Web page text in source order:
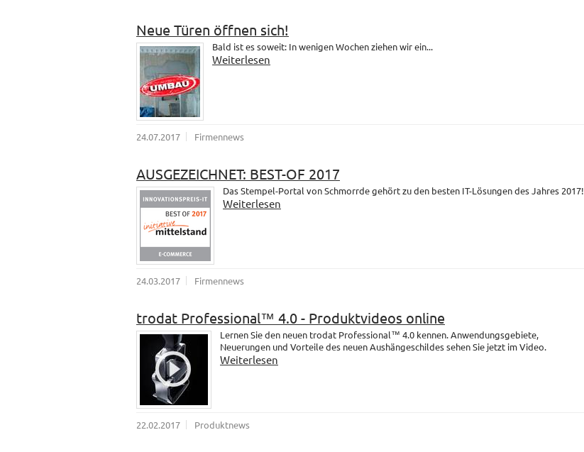
Neue Türen öffnen sich!
Bald ist es soweit: In wenigen Wochen ziehen wir ein...
Weiterlesen
24.07.2017 Firmennews
AUSGEZEICHNET: BEST-OF 2017
Das Stempel-Portal von Schmorrde gehört zu den besten IT-Lösungen des Jahres 2017!
Weiterlesen
24.03.2017 Firmennews
trodat Professional™ 4.0 - Produktvideos online
Lernen Sie den neuen trodat Professional™ 4.0 kennen. Anwendungsgebiete,
Neuerungen und Vorteile des neuen Aushängeschildes sehen Sie jetzt im Video.
Weiterlesen
22.02.2017 Produktnews